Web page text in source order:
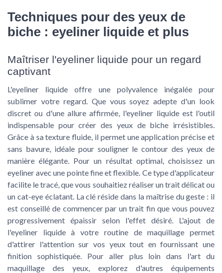
Techniques pour des yeux de
biche : eyeliner liquide et plus
Maîtriser l'eyeliner liquide pour un regard
captivant
L'eyeliner liquide offre une polyvalence inégalée pour
sublimer votre regard. Que vous soyez adepte d'un look
discret ou d'une allure affirmée, l'eyeliner liquide est l'outil
indispensable pour créer des yeux de biche irrésistibles.
Grâce à sa texture fluide, il permet une application précise et
sans bavure, idéale pour souligner le contour des yeux de
manière élégante. Pour un résultat optimal, choisissez un
eyeliner avec une pointe fine et flexible. Ce type d'applicateur
facilite le tracé, que vous souhaitiez réaliser un trait délicat ou
un cat-eye éclatant. La clé réside dans la maîtrise du geste : il
est conseillé de commencer par un trait fin que vous pouvez
progressivement épaissir selon l'effet désiré. L'ajout de
l'eyeliner liquide à votre routine de maquillage permet
d'attirer l'attention sur vos yeux tout en fournissant une
finition sophistiquée. Pour aller plus loin dans l'art du
maquillage des yeux, explorez d'autres équipements